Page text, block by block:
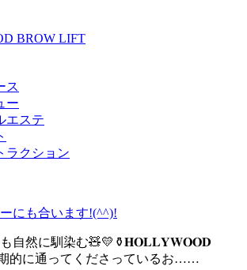
BROW LIFT
ス
ー
エステ
ラクション
にも合います!(^^)!
も自然に馴染む🧸💛⚱️𝐇𝐎𝐋𝐋𝐘𝐖𝐎𝐎𝐃
に通ってくださっているお……